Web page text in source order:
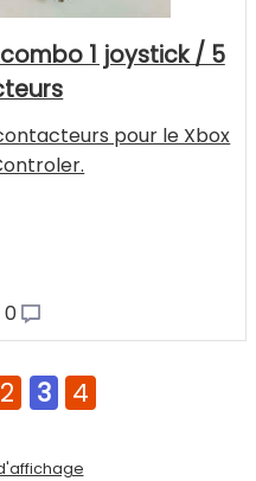
1 joystick / 5
pour le Xbox
0
2 3 4